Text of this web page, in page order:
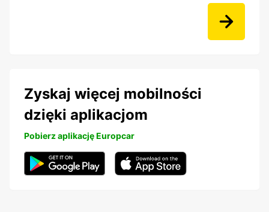
Zyskaj więcej mobilności
dzięki aplikacjom
Pobierz aplikację Europcar